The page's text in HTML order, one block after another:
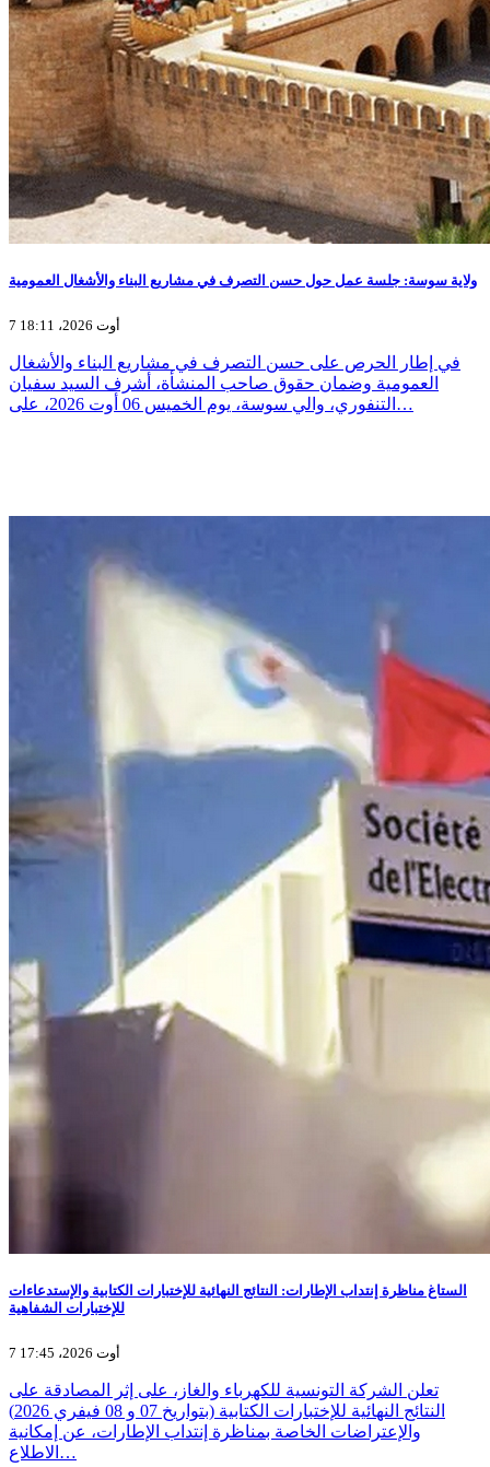
ولاية سوسة: جلسة عمل حول حسن التصرف في مشاريع البناء والأشغال العمومية
7 أوت 2026، 18:11
في إطار الحرص على حسن التصرف في مشاريع البناء والأشغال
العمومية وضمان حقوق صاحب المنشأة، أشرف السيد سفيان
التنفوري، والي سوسة، يوم الخميس 06 أوت 2026، على…
الستاغ مناظرة إنتداب الإطارات: النتائج النهائية للإختبارات الكتابية والإستدعاءات
للإختبارات الشفاهية
7 أوت 2026، 17:45
تعلن الشركة التونسية للكهرباء والغاز، على إثر المصادقة على
النتائج النهائية للإختبارات الكتابية (بتواريخ 07 و 08 فيفري 2026)
والإعتراضات الخاصة بمناظرة إنتداب الإطارات، عن إمكانية
الاطلاع…